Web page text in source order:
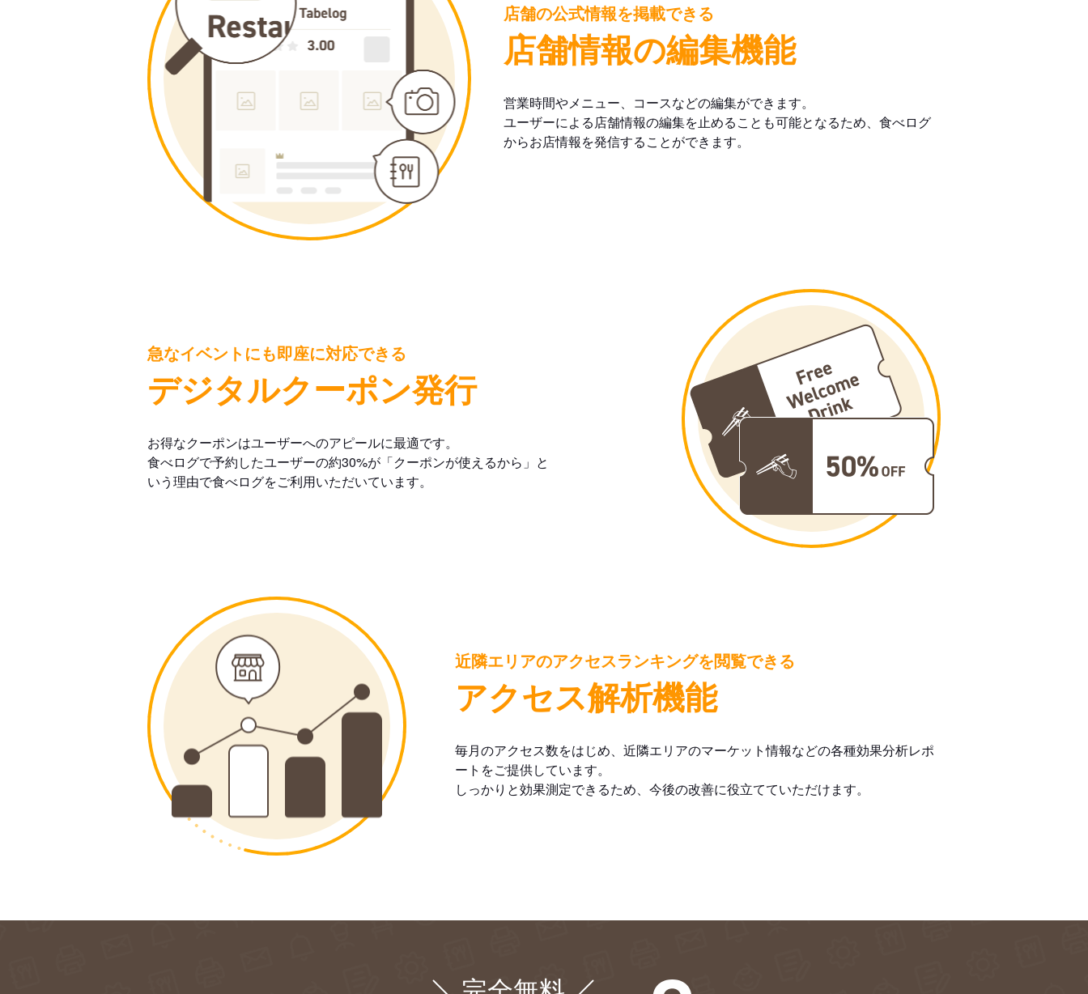
店舗の公式情報を掲載できる
店舗情報の編集機能
営業時間やメニュー、コースなどの編集ができます。
ユーザーによる店舗情報の編集を止めることも可能となるため、食べログ
からお店情報を発信することができます。
急なイベントにも即座に対応できる
デジタルクーポン発行
お得なクーポンはユーザーへのアピールに最適です。
食べログで予約したユーザーの約30%が「クーポンが使えるから」と
いう理由で食べログをご利用いただいています。
近隣エリアのアクセスランキングを閲覧できる
アクセス解析機能
毎月のアクセス数をはじめ、近隣エリアのマーケット情報などの各種効果分析レポ
ートをご提供しています。
しっかりと効果測定できるため、今後の改善に役立てていただけます。